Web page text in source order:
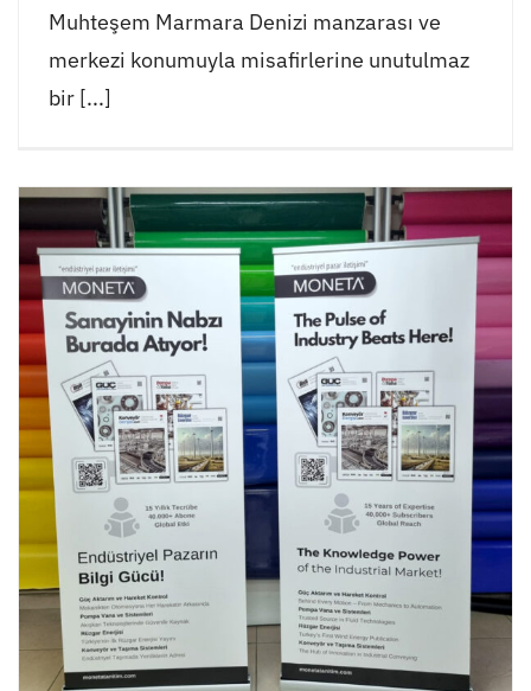
Muhteşem Marmara Denizi manzarası ve
merkezi konumuyla misafirlerine unutulmaz
bir [...]